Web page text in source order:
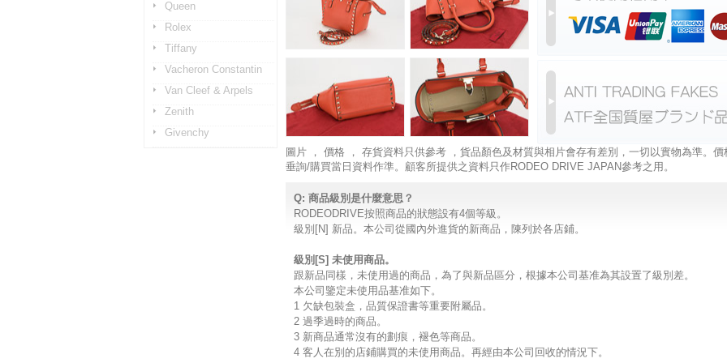
Queen
Rolex
Tiffany
Vacheron Constantin
Van Cleef & Arpels
Zenith
Givenchy
圖片 ， 價格 ， 存貨資料只供參考 ，貨品顏色及材質與相片會存有差別，一切以實物為準。價
垂詢/購買當日資料作準。顧客所提供之資料只作RODEO DRIVE JAPAN參考之用。
Q: 商品級別是什麼意思？
RODEODRIVE按照商品的狀態設有4個等級。
級別[N] 新品。本公司從國內外進貨的新商品，陳列於各店鋪。
級別[S] 未使用商品。
跟新品同樣，未使用過的商品，為了與新品區分，根據本公司基准為其設置了級別差。
本公司鑒定未使用品基准如下。
1 欠缺包裝盒，品質保證書等重要附屬品。
2 過季過時的商品。
3 新商品通常沒有的劃痕，褪色等商品。
4 客人在別的店鋪購買的未使用商品。再經由本公司回收的情況下。